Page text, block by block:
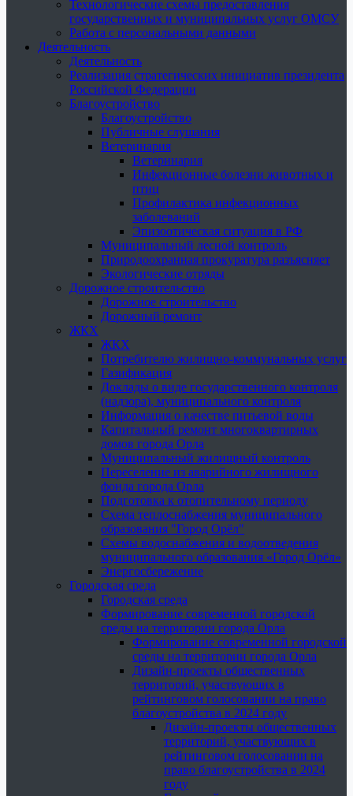
Технологические схемы предоставления
государственных и муниципальных услуг ОМСУ
Работа с персональными данными
Деятельность
Деятельность
Реализация стратегических инициатив президента
Российской Федерации
Благоустройство
Благоустройство
Публичные слушания
Ветеринария
Ветеринария
Инфекционные болезни животных и
птиц
Профилактика инфекционных
заболеваний
Эпизоотическая ситуация в РФ
Муниципальный лесной контроль
Природоохранная прокуратура разъясняет
Экологические отряды
Дорожное строительство
Дорожное строительство
Дорожный ремонт
ЖКХ
ЖКХ
Потребителю жилищно-коммунальных услуг
Газификация
Доклады о виде государственного контроля
(надзора), муниципального контроля
Информация о качестве питьевой воды
Капитальный ремонт многоквартирных
домов города Орла
Муниципальный жилищный контроль
Переселение из аварийного жилищного
фонда города Орла
Подготовка к отопительному периоду
Схема теплоснабжения муниципального
образования "Город Орёл"
Схемы водоснабжения и водоотведения
муниципального образования «Город Орёл»
Энергосбережение
Городская среда
Городская среда
Формирование современной городской
среды на территории города Орла
Формирование современной городской
среды на территории города Орла
Дизайн-проекты общественных
территорий, участвующих в
рейтинговом голосовании на право
благоустройства в 2024 году
Дизайн-проекты общественных
территорий, участвующих в
рейтинговом голосовании на
право благоустройства в 2024
году